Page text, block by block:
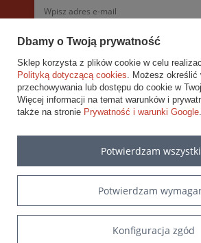
POMOC
MOJE KONTO
AkceptujęWarunki newslettera
Zapisz się
Dbamy o Twoją prywatność
Sklep korzysta z plików cookie w celu
Polityką dotyczącą cookies. Możesz określić
przechowywania lub dostępu do cookie w
Więcej informacji na temat warunków i
także na stronie Prywatność i warunki Google.
Potwierdzam
Konfiguracja zgód
Potwierdzam